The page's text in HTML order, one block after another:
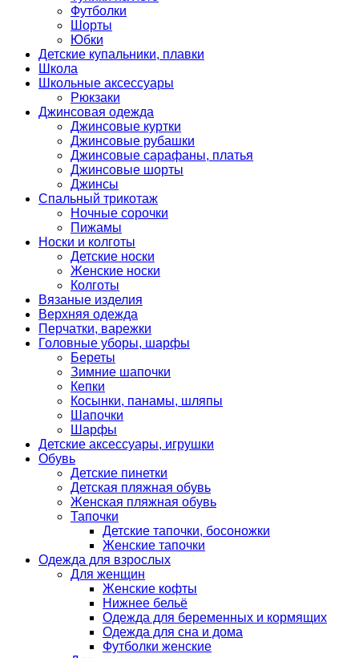
Футболки
Шорты
Юбки
Детские купальники, плавки
Школа
Школьные аксессуары
Рюкзаки
Джинсовая одежда
Джинсовые куртки
Джинсовые рубашки
Джинсовые сарафаны, платья
Джинсовые шорты
Джинсы
Спальный трикотаж
Ночные сорочки
Пижамы
Носки и колготы
Детские носки
Женские носки
Колготы
Вязаные изделия
Верхняя одежда
Перчатки, варежки
Головные уборы, шарфы
Береты
Зимние шапочки
Кепки
Косынки, панамы, шляпы
Шапочки
Шарфы
Детские аксессуары, игрушки
Обувь
Детские пинетки
Детская пляжная обувь
Женская пляжная обувь
Тапочки
Детские тапочки, босоножки
Женские тапочки
Одежда для взрослых
Для женщин
Женские кофты
Нижнее бельё
Одежда для беременных и кормящих
Одежда для сна и дома
Футболки женские